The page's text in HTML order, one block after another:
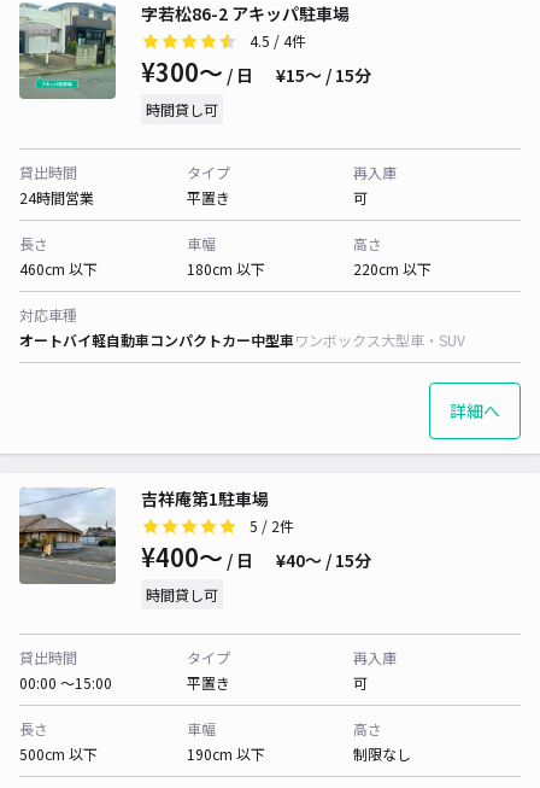
字若松86-2 アキッパ駐車場
4.5 / 4件
¥300〜 / 日 ¥15〜 / 15分
時間貸し可
貸出時間
24時間営業
タイプ
平置き
再入庫
可
長さ
460cm 以下
車幅
180cm 以下
高さ
220cm 以下
対応車種
オートバイ軽自動車コンパクトカー中型車ワンボックス大型車・SUV
詳細へ
吉祥庵第1駐車場
5 / 2件
¥400〜 / 日 ¥40〜 / 15分
時間貸し可
貸出時間
00:00 〜15:00
タイプ
平置き
再入庫
可
長さ
500cm 以下
車幅
190cm 以下
高さ
制限なし